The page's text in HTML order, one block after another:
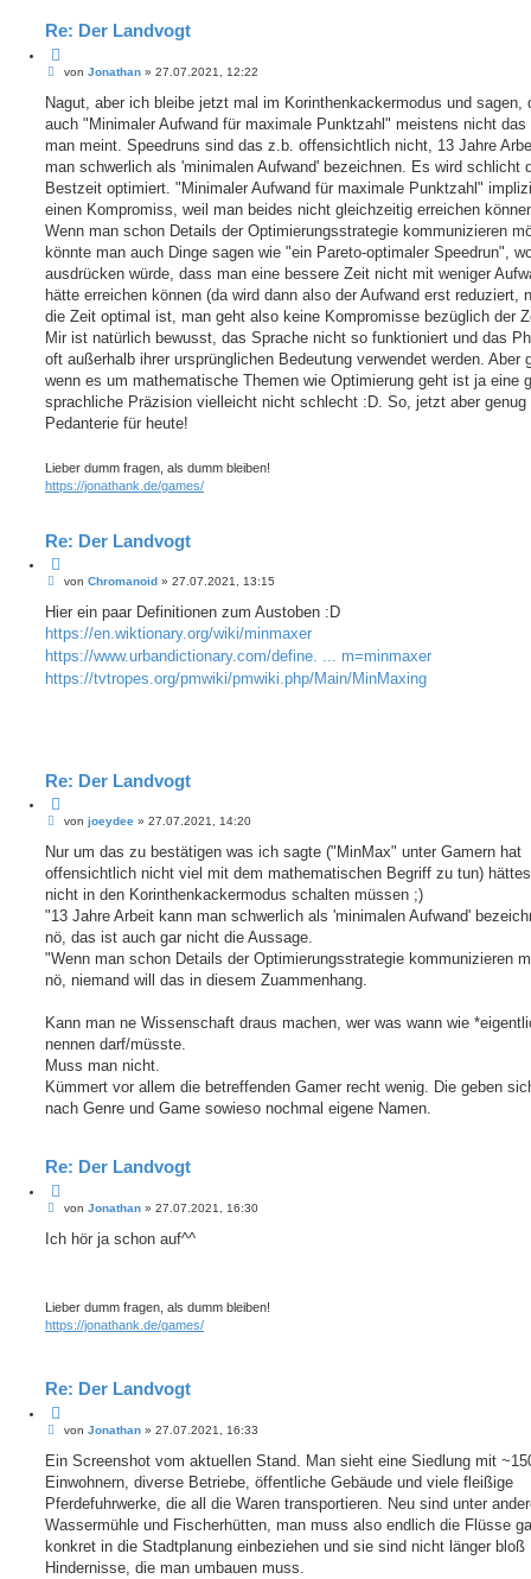
Re: Der Landvogt
i
i
e
e
n
B
i
r
a
von Jonathan» 27.07.2021, 12:22
Nagut, aber ich bleibe jetzt mal im Korinthenkackermodus und sagen,
auch "Minimaler Aufwand für maximale Punktzahl" meistens nicht
man meint. Speedruns sind das z.b. offensichtlich nicht, 13 Jahre
man schwerlich als 'minimalen Aufwand' bezeichnen. Es wird schlicht
Bestzeit optimiert. "Minimaler Aufwand für maximale Punktzahl"
einen Kompromiss, weil man beides nicht gleichzeitig erreichen
Wenn man schon Details der Optimierungsstrategie kommunizieren
könnte man auch Dinge sagen wie "ein Pareto-optimaler Speedrun",
ausdrücken würde, dass man eine bessere Zeit nicht mit weniger
hätte erreichen können (da wird dann also der Aufwand erst reduziert,
die Zeit optimal ist, man geht also keine Kompromisse bezüglich der
Mir ist natürlich bewusst, das Sprache nicht so funktioniert und das
oft außerhalb ihrer ursprünglichen Bedeutung verwendet werden. Aber
wenn es um mathematische Themen wie Optimierung geht ist ja eine
sprachliche Präzision vielleicht nicht schlecht :D. So, jetzt aber genug
Pedanterie für heute!
Lieber dumm fragen, als dumm bleiben!
https://jonathank.de/games/
Re: Der Landvogt
i
i
e
e
n
B
i
r
a
g
von Chromanoid» 27.07.2021, 13:15
Hier ein paar Definitionen zum Austoben :D
https://en.wiktionary.org/wiki/minmaxer
https://www.urbandictionary.com/define. ... m=minmaxer
https://tvtropes.org/pmwiki/pmwiki.php/Main/MinMaxing
Re: Der Landvogt
i
i
e
r
e
n
B
r
a
von joeydee» 27.07.2021, 14:20
Nur um das zu bestätigen was ich sagte ("MinMax" unter Gamern hat
offensichtlich nicht viel mit dem mathematischen Begriff zu tun)
nicht in den Korinthenkackermodus schalten müssen ;)
"13 Jahre Arbeit kann man schwerlich als 'minimalen Aufwand'
nö, das ist auch gar nicht die Aussage.
"Wenn man schon Details der Optimierungsstrategie kommunizieren
nö, niemand will das in diesem Zuammenhang.
Kann man ne Wissenschaft draus machen, wer was wann wie
nennen darf/müsste.
Muss man nicht.
Kümmert vor allem die betreffenden Gamer recht wenig. Die geben
nach Genre und Game sowieso nochmal eigene Namen.
Re: Der Landvogt
i
i
n
B
i
von Jonathan» 27.07.2021, 16:30
Ich hör ja schon auf^^
Lieber dumm fragen, als dumm bleiben!
https://jonathank.de/games/
Re: Der Landvogt
i
i
e
e
n
B
i
r
a
von Jonathan» 27.07.2021, 16:33
Ein Screenshot vom aktuellen Stand. Man sieht eine Siedlung mit
Einwohnern, diverse Betriebe, öffentliche Gebäude und viele fleißige
Pferdefuhrwerke, die all die Waren transportieren. Neu sind unter
Wassermühle und Fischerhütten, man muss also endlich die Flüsse
konkret in die Stadtplanung einbeziehen und sie sind nicht länger bloß
Hindernisse, die man umbauen muss.